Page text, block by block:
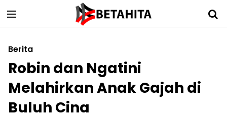
Berita
Robin dan Ngatini
Melahirkan Anak Gajah di
Buluh Cina